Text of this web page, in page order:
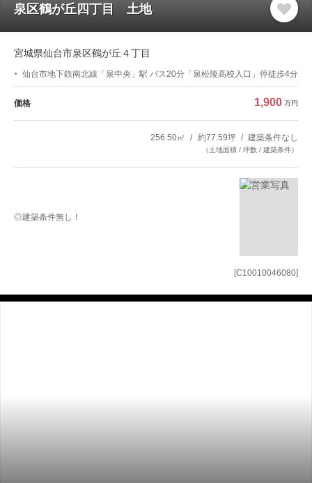
[C10010046080]
泉区鶴が丘四丁目 土地
宮城県仙台市泉区鶴が丘４丁目
仙台市地下鉄南北線「泉中央」駅 バス20分「泉松陵高校入口」停徒歩4分
価格 1,900 万円
256.50㎡ 約77.59坪 建築条件なし
（土地面積 / 坪数 / 建築条件）
◎建築条件無し！